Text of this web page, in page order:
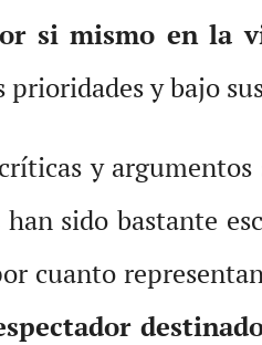
si mismo en la
prioridades y bajo
y
sido bastante
cuanto